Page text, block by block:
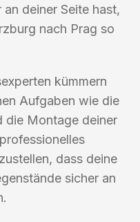
deiner Seite hast,
nach Prag so
kümmern
Aufgaben wie die
die Montage deiner
dass deine
sicher an